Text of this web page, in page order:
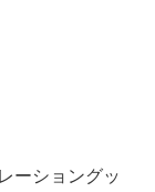
ーショングッ